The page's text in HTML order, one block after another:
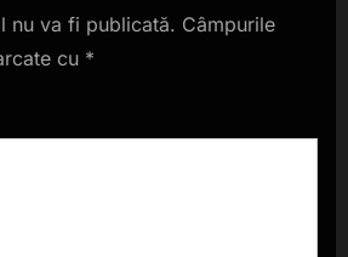
nu va fi publicată. Câmpurile
cu *